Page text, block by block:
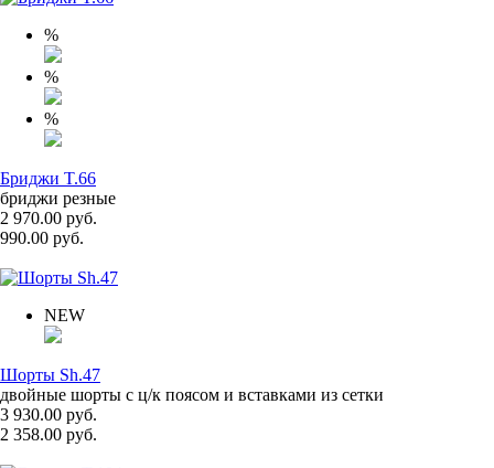
%
%
%
Бриджи T.66
бриджи резные
2 970.00 руб.
990.00 руб.
NEW
Шорты Sh.47
двойные шорты с ц/к поясом и вставками из сетки
3 930.00 руб.
2 358.00 руб.